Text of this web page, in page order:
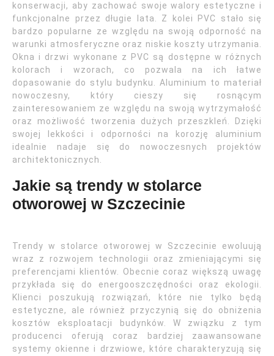
konserwacji, aby zachować swoje walory estetyczne i
funkcjonalne przez długie lata. Z kolei PVC stało się
bardzo popularne ze względu na swoją odporność na
warunki atmosferyczne oraz niskie koszty utrzymania.
Okna i drzwi wykonane z PVC są dostępne w różnych
kolorach i wzorach, co pozwala na ich łatwe
dopasowanie do stylu budynku. Aluminium to materiał
nowoczesny, który cieszy się rosnącym
zainteresowaniem ze względu na swoją wytrzymałość
oraz możliwość tworzenia dużych przeszkleń. Dzięki
swojej lekkości i odporności na korozję aluminium
idealnie nadaje się do nowoczesnych projektów
architektonicznych.
Jakie są trendy w stolarce
otworowej w Szczecinie
Trendy w stolarce otworowej w Szczecinie ewoluują
wraz z rozwojem technologii oraz zmieniającymi się
preferencjami klientów. Obecnie coraz większą uwagę
przykłada się do energooszczędności oraz ekologii.
Klienci poszukują rozwiązań, które nie tylko będą
estetyczne, ale również przyczynią się do obniżenia
kosztów eksploatacji budynków. W związku z tym
producenci oferują coraz bardziej zaawansowane
systemy okienne i drzwiowe, które charakteryzują się